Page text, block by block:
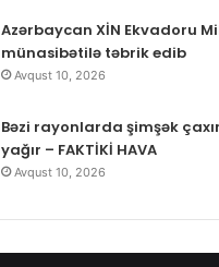
Azərbaycan XİN Ekvadoru
münasibətilə təbrik edib
Avqust 10, 2026
Bəzi rayonlarda şimşək
yağır – FAKTİKİ HAVA
Avqust 10, 2026